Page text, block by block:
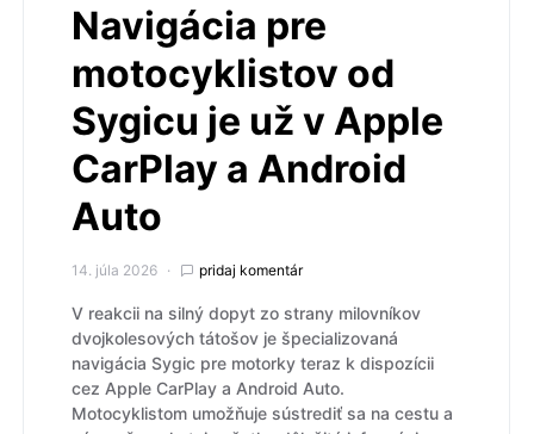
Navigácia pre
motocyklistov od
Sygicu je už v Apple
CarPlay a Android
Auto
14. júla 2026 pridaj komentár
V reakcii na silný dopyt zo strany milovníkov
dvojkolesových tátošov je špecializovaná
navigácia Sygic pre motorky teraz k dispozícii
cez Apple CarPlay a Android Auto.
Motocyklistom umožňuje sústrediť sa na cestu a